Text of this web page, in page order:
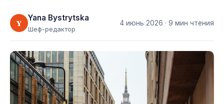
Y Yana Bystrytska
Шеф-редактор
4 июнь 2026 · 9 мин чтения